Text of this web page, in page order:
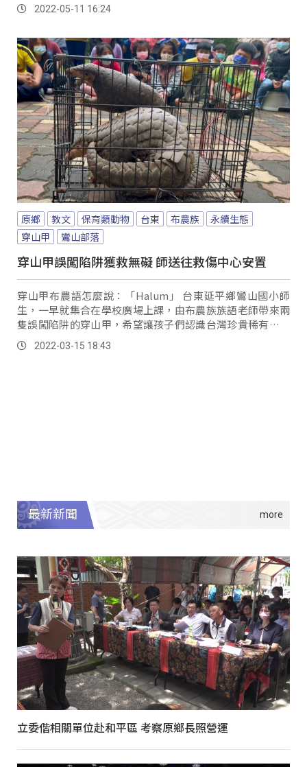
2022-05-11 16:24
原鄉 教文 保育類動物 台東 布農族
永續生態
穿山甲
鸞山部落
穿山甲誤闖陷阱獲救無礙 師送往救傷中心安置
穿山甲布農語怎麼說：「Halum」 台東延平鄉鸞山國小師
生，一早就集合在學校廣場上課，由布農族族語老師帶來兩
隻誤闖陷阱的穿山甲，希望讓孩子們認識台灣珍貴稀有的保
育類野生動物，而且穿山甲還是布農族傳...。
2022-03-15 18:43
最新新聞
立委偕相關單位赴和平區 考察原鄉長照營運